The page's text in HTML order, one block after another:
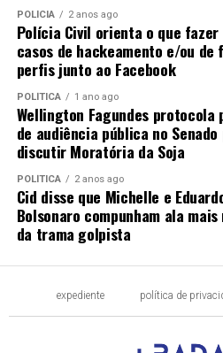
POLÍCIA 2 anos ago
Polícia Civil orienta o que fazer
casos de hackeamento e/ou de
perfis junto ao Facebook
POLÍTICA 1 ano ago
Wellington Fagundes protocola
de audiência pública no Senado
discutir Moratória da Soja
POLÍTICA 2 anos ago
Cid disse que Michelle e
Bolsonaro compunham ala
da trama golpista
expediente política de